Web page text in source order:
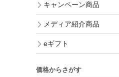
キャンペーン商品
メディア紹介商品
eギフト
価格からさがす